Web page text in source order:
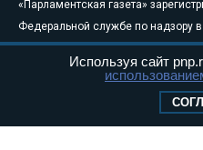
«Парламентская газета»
Федеральной службе по надзору
связи, информационных
массовых коммуникаций
Свидетельство о регистрации Эл
Используя сайт